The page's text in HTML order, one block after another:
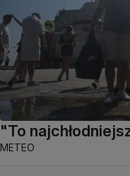
"To
METEO